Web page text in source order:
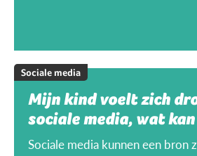
Sociale media
Mijn kind voelt zich
sociale media, wat
Sociale media kunnen een bron